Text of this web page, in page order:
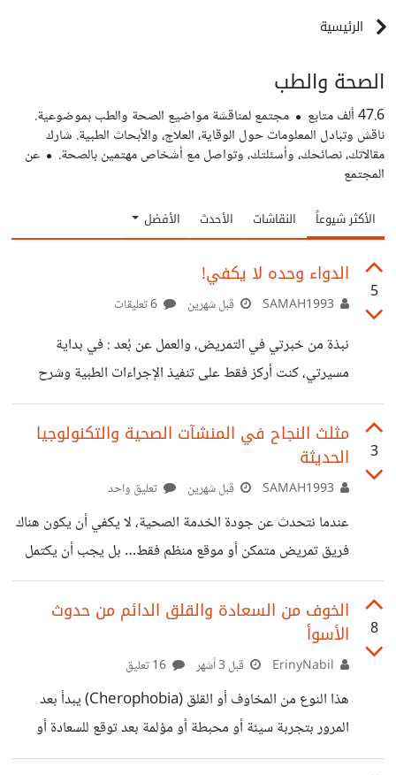
الرئيسية
الصحة والطب
47.6 ألف متابع
مجتمع لمناقشة مواضيع الصحة والطب بموضوعية.
ناقش وتبادل المعلومات حول الوقاية، العلاج، والأبحاث الطبية. شارك
مقالاتك، نصائحك، وأسئلتك، وتواصل مع أشخاص مهتمين بالصحة.
عن
المجتمع
الأكثر شيوعاً النقاشات الأحدث الأفضل
5
الدواء وحده لا يكفي!
قبل شهرين
نبذة من خبرتي في التمريض، والعمل عن بُعد : في بداية
مسيرتي، كنت أركز فقط على تنفيذ الإجراءات الطبية وشرح
التعليمات بدقة، سواء في المستشفى أو عند متابعة الحالات.
لكنني لاحظت أن كثيراً من الأمراض — ومنها ارتفاع ضغط الدم
— لا تستجيب للعلاج بالشكل المطلوب رغم التزام المريض بكل
ما يُطلب منه. ذات مرة تعاملت مع مريض يعاني من ضغط دم
متذبذب، ولم تتحسن حالته رغم اتباعه للدواء والأنظمة الغذائية.
عندما جلست معه واستمعت إليه باهتمام، اكتشفت أن ضغوط
3
مثلث النجاح في المنشآت الصحية والتكنولوجيا
الحديثة
قبل شهرين تعليق واحد
عندما نتحدث عن جودة الخدمة الصحية، لا يكفي أن يكون هناك
فريق تمريض متمكن أو موقع منظم فقط… بل يجب أن يكتمل
المثلث بـ خدمة عملاء ممتازة. من خلال عملي الذي يجمع بين: ✅
التمريض: فهم طبيعة الحالات والمتطلبات الصحية ✅ إدارة
الموقع: توفير بيئة آمنة ومنظمة ومجهزة بالكامل ✅ خدمة
العملاء: الاستماع الجيد، التوجيه الواضح، والتعامل بلطف
واحترام أدركت أن: • الترتيب الجيد للموقع يسهل التنقل ويخفف
من توتر المرضى والزوار • الخلفية التمريضية تمنحني فهماً عميقاً
8
الخوف من السعادة والقلق الدائم من حدوث
الأسوأ
قبل 3 أشهر
هذا النوع من المخاوف أو القلق (Cherophobia) يبدأ بعد
المرور بتجربة سيئة أو محبطة أو مؤلمة بعد توقع للسعادة أو
على الأقل استمرار الراحة، فينشأ بعدها ربط بين الخوف الشديد